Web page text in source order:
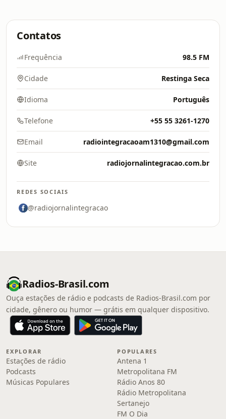
Contatos
Frequência 98.5 FM
Cidade Restinga Seca
Idioma Português
Telefone +55 55 3261-1270
Email radiointegracaoam1310@gmail.com
Site radiojornalintegracao.com.br
REDES SOCIAIS
@radiojornalintegracao
Radios-Brasil.com
Ouça estações de rádio e podcasts de Radios-Brasil.com por
cidade, gênero ou humor — grátis em qualquer dispositivo.
EXPLORAR
Estações de rádio
Podcasts
Músicas Populares
POPULARES
Antena 1
Metropolitana FM
Rádio Anos 80
Rádio Metropolitana
Sertanejo
FM O Dia